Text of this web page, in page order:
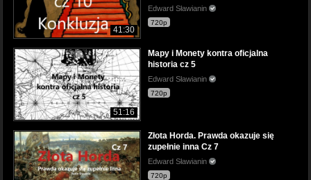
41:30
Edward Sławianin
720p
51:16
Mapy i Monety kontra oficjalna
historia cz 5
Edward Sławianin
720p
Złota Horda. Prawda okazuje się
zupełnie inna Cz 7
Edward Sławianin
720p